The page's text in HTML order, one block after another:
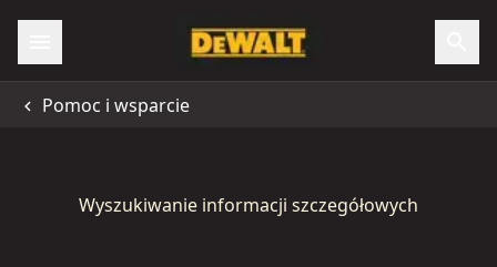
Pomoc i wsparcie
Wyszukiwanie informacji szczegółowych